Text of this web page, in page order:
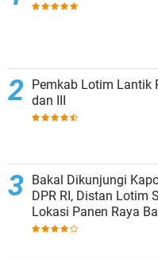
Pemkab Lotim Lantik
dan III
Bakal Dikunjungi
DPR RI, Distan Lotim
Lokasi Panen Raya